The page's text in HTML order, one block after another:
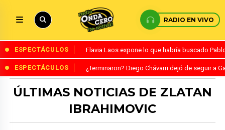
RADIO EN VIVO
ESPECTÁCULOS Flavia Laos expone lo que habría buscado
ESPECTÁCULOS ¿Terminaron? Diego Chávarri dejó de seguir a
ÚLTIMAS NOTICIAS DE ZLATAN
IBRAHIMOVIC